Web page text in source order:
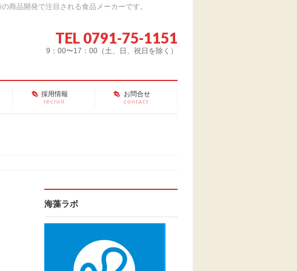
商品開発で注目される食品メーカーです。
TEL 0791-75-1151
9：00〜17：00（土、日、祝日を除く）
採用情報
recruit
お問合せ
contact
海藻ラボ